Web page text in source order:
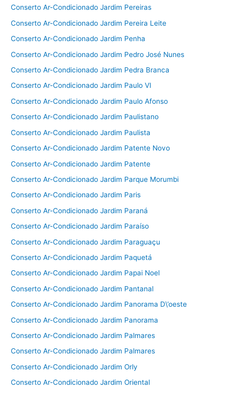
Conserto Ar-Condicionado Jardim Pereiras
Conserto Ar-Condicionado Jardim Pereira Leite
Conserto Ar-Condicionado Jardim Penha
Conserto Ar-Condicionado Jardim Pedro José Nunes
Conserto Ar-Condicionado Jardim Pedra Branca
Conserto Ar-Condicionado Jardim Paulo VI
Conserto Ar-Condicionado Jardim Paulo Afonso
Conserto Ar-Condicionado Jardim Paulistano
Conserto Ar-Condicionado Jardim Paulista
Conserto Ar-Condicionado Jardim Patente Novo
Conserto Ar-Condicionado Jardim Patente
Conserto Ar-Condicionado Jardim Parque Morumbi
Conserto Ar-Condicionado Jardim Paris
Conserto Ar-Condicionado Jardim Paraná
Conserto Ar-Condicionado Jardim Paraíso
Conserto Ar-Condicionado Jardim Paraguaçu
Conserto Ar-Condicionado Jardim Paquetá
Conserto Ar-Condicionado Jardim Papai Noel
Conserto Ar-Condicionado Jardim Pantanal
Conserto Ar-Condicionado Jardim Panorama D\’oeste
Conserto Ar-Condicionado Jardim Panorama
Conserto Ar-Condicionado Jardim Palmares
Conserto Ar-Condicionado Jardim Palmares
Conserto Ar-Condicionado Jardim Orly
Conserto Ar-Condicionado Jardim Oriental